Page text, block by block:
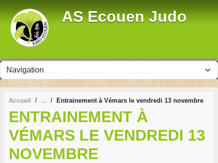
AS Ecouen Judo
Accueil Entrainement à Vémars le vendredi 13 novembre
ENTRAINEMENT À
VÉMARS LE VENDREDI 13
NOVEMBRE